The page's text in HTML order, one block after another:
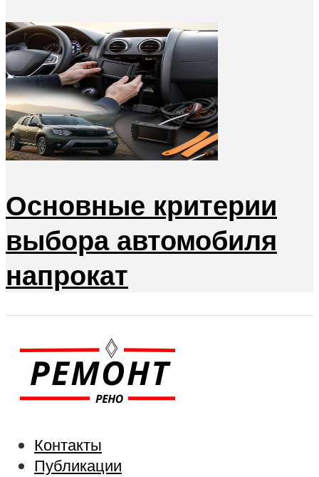
Основные критерии
выбора автомобиля
напрокат
Контакты
Публикации